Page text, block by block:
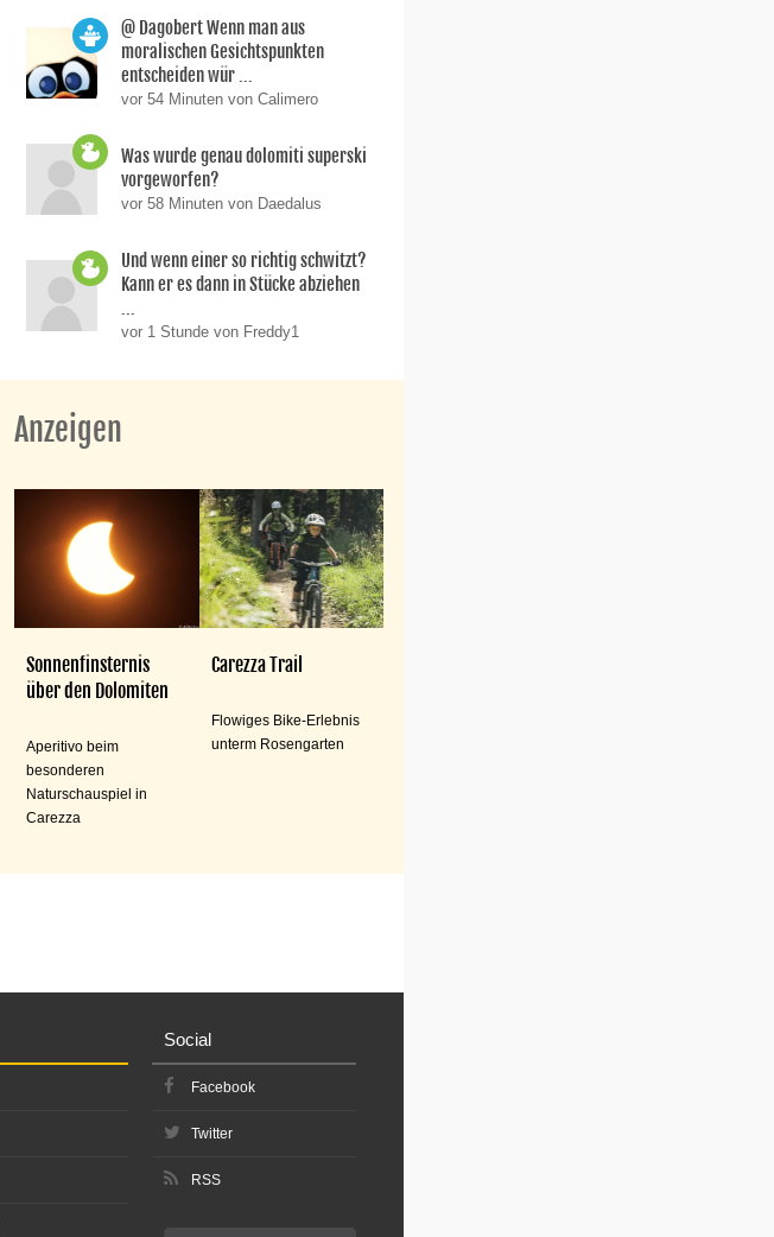
@ Dagobert Wenn man aus
moralischen Gesichtspunkten
entscheiden wür ...
vor 54 Minuten von Calimero
Was wurde genau dolomiti superski
vorgeworfen?
vor 58 Minuten von Daedalus
Und wenn einer so richtig schwitzt?
Kann er es dann in Stücke abziehen
...
vor 1 Stunde von Freddy1
Anzeigen
Sonnenfinsternis
über den Dolomiten
Aperitivo beim
besonderen
Naturschauspiel in
Carezza
Carezza Trail
Flowiges Bike-Erlebnis
unterm Rosengarten
Social
Facebook
Twitter
RSS